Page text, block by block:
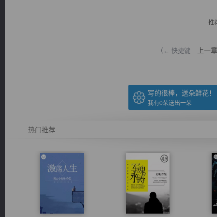
推
（← 快捷键 上一章
写的很棒，送朵鲜花！
我有0朵送出一朵
热门推荐